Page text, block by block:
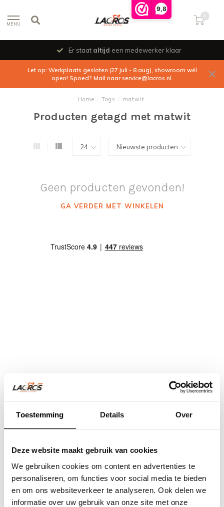
9,8
Toestemming Details Over
Deze website maakt gebruik van cookies
We gebruiken cookies om content en advertenties te
personaliseren, om functies voor social media te bieden
en om ons websiteverkeer te analyseren. Ook delen we
informatie over uw gebruik van onze site met onze
MENU
0
Er staataltijdeen medewerker klaar
Let op: Werkplaats gesloten (27 juli - 8 aug), showroom wél
open! Spoed? Mail naarservice@lacros.nl.
Home / Tags / matwit
Producten getagd met matwit
Geen producten gevonden!
GA VERDER MET WINKELEN
Team Lacros
Nieuwe Eerdsebaan 16, 5482 VS Schijndel Nederland
KvK-nr: 62140957
Btw-nr: NL854680950B01